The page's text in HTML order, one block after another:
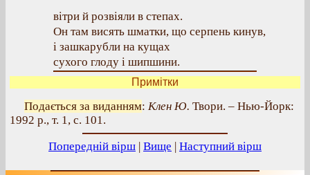
вітри й розвіяли в степах.
Он там висять шматки, що серпень кинув,
і зашкарубли на кущах
сухого глоду і шипшини.
Примітки
Подається за виданням: Клен Ю. Твори. – Нью-Йорк:
1992 р., т. 1, с. 101.
Попередній вірш | Вище | Наступний вірш